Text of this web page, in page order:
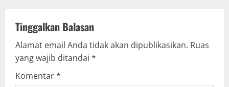
v
i
g
Tinggalkan Balasan
Alamat email Anda tidak akan dipublikasikan. Ruas
yang wajib ditandai *
Komentar*